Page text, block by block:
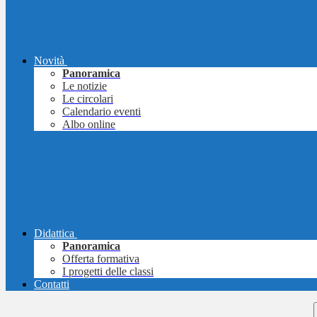
Novità
Panoramica
Le notizie
Le circolari
Calendario eventi
Albo online
Didattica
Panoramica
Offerta formativa
I progetti delle classi
Contatti